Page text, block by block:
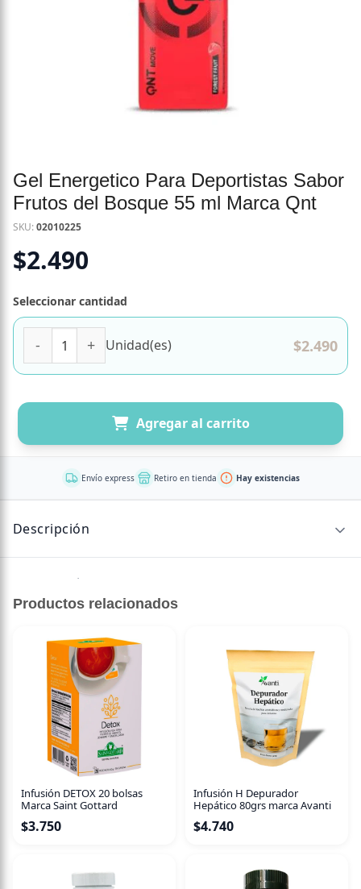
Gel Energetico Para Deportistas Sabor
Frutos del Bosque 55 ml Marca Qnt
SKU:02010225
$2.490
Seleccionar cantidad
Unidad(es) $2.490
Agregar al carrito
Envío express Retiro en tienda Hay existencias
Descripción
Gel energético sabor frutos rojos.
Fácil y rápida absorción
Hidratos de carbono con tasas de absorción rápida y lenta
Modo de consumo: Consumirlo justo antes del
entrenamiento.
Productos relacionados
Infusión DETOX 20 bolsas
Marca Saint Gottard
$3.750
Infusión H Depurador
Hepático 80grs marca Avanti
$4.740